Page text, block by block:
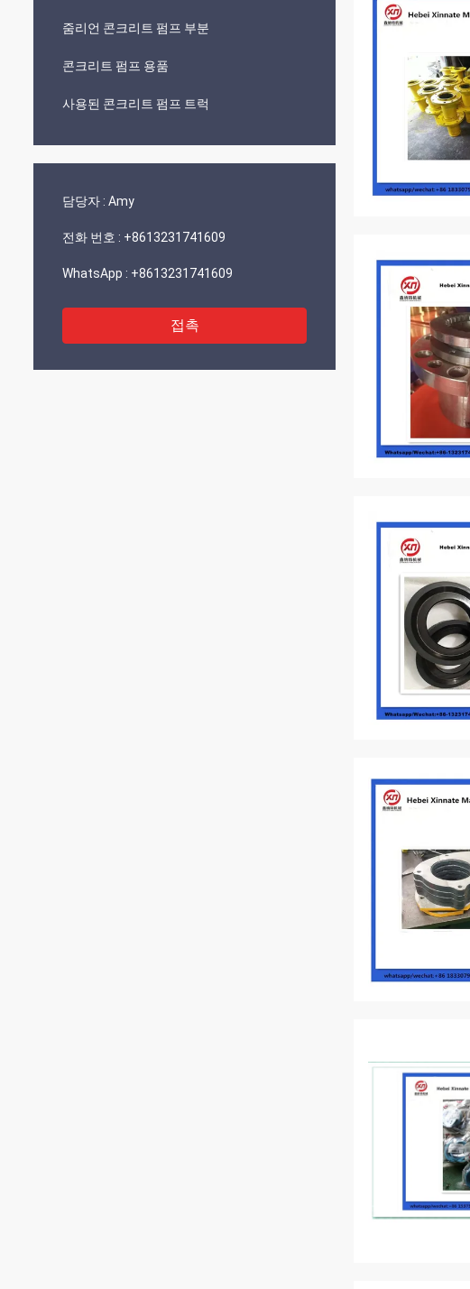
줌리언 콘크리트 펌프 부분
콘크리트 펌프 용품
사용된 콘크리트 펌프 트럭
담당자 : Amy
전화 번호 : +8613231741609
WhatsApp : +8613231741609
접촉